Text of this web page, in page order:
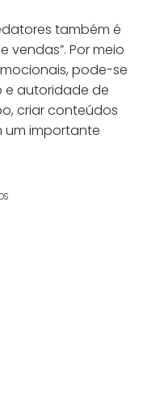
também é
Por meio
pode-se
e autoridade de
criar conteúdos
um importante